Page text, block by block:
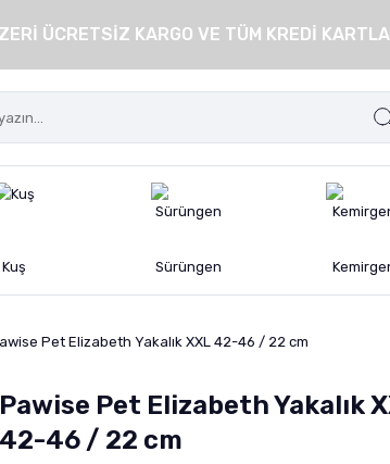
ÜCRETSİZ KARGO VE TÜM KREDİ
Kuş Sürüngen
Pet Elizabeth Yakalık XXL 42-46 / 22 cm
Pawise Pet Elizabeth Yakalık
42-46 / 22 cm